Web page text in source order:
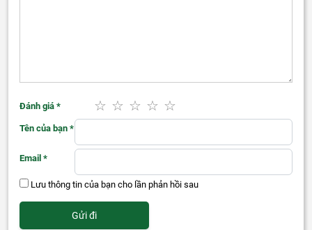
Đánh giá *
Tên của bạn *
Email *
Lưu thông tin của bạn cho lần phản hồi sau